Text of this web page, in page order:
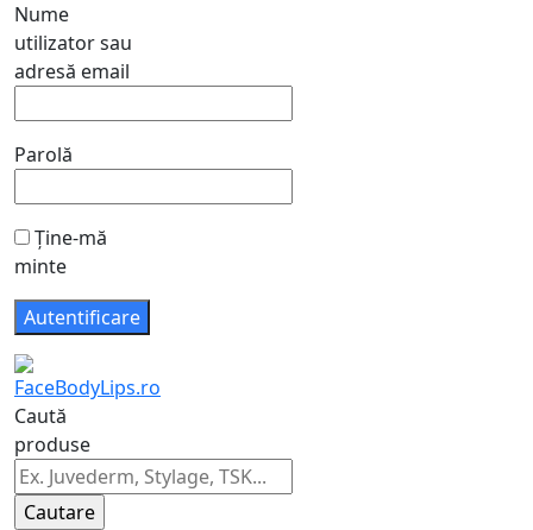
Nume
utilizator sau
adresă email
Parolă
Ține-mă
minte
Caută
produse